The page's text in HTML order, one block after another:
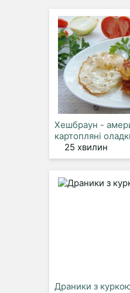
Хешбраун -
картопляні
25 хвилин
Драники з